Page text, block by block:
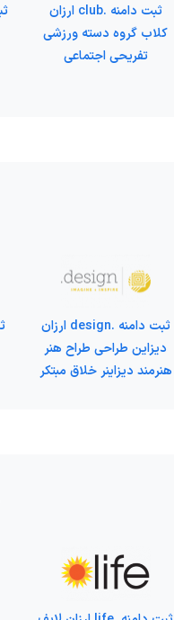
ثبت دامنه .club ارزان
کلاب گروه دسته ورزشی
تفریحی اجتماعی
ثبت دامنه .design ارزان
دیزاین طراحی طراح هنر
هنرمند دیزاینر خلاق مبتکر